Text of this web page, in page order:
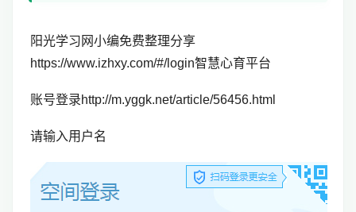
阳光学习网小编免费整理分享
https://www.izhxy.com/#/login智慧心育平台
账号登录http://m.yggk.net/article/56456.html
请输入用户名